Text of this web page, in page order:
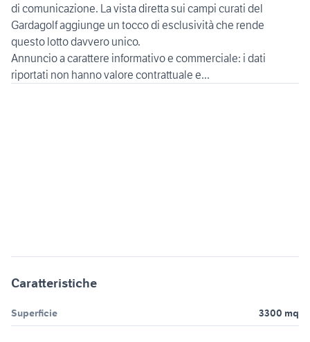
di comunicazione. La vista diretta sui campi curati del
Gardagolf aggiunge un tocco di esclusività che rende
questo lotto davvero unico.
Annuncio a carattere informativo e commerciale: i dati
riportati non hanno valore contrattuale e...
Caratteristiche
Superficie 3300 mq